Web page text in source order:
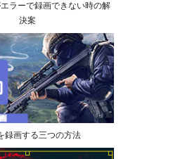
ラーで録画できない時の解
決案
録画する三つの方法